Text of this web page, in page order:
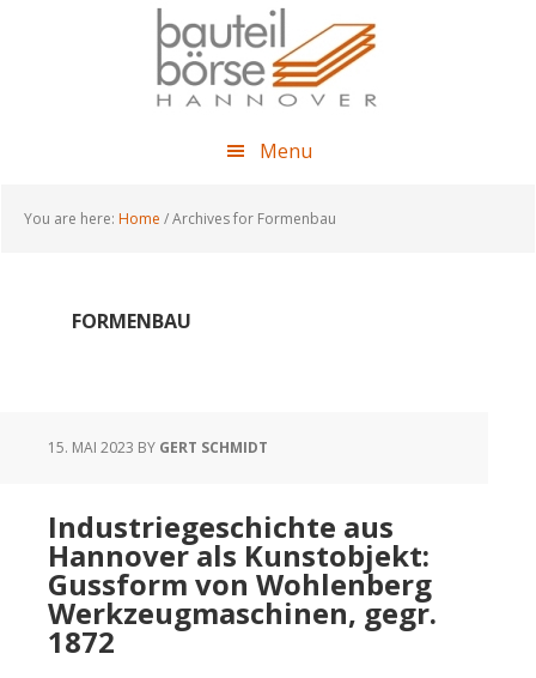
Menu
You are here: Home /Archives for Formenbau
FORMENBAU
15. MAI 2023 BY GERT SCHMIDT
Industriegeschichte aus
Hannover als Kunstobjekt:
Gussform von Wohlenberg
Werkzeugmaschinen, gegr.
1872